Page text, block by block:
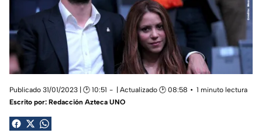
Publicado 31/01/2023 | 🕑 10:51 | Actualizado 🕑 08:58
1 minuto lectura
Escrito por: Redacción Azteca UNO